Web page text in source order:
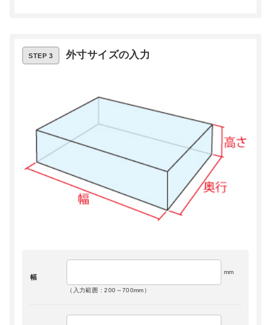
STEP 3 外寸サイズの入力
幅
mm
（入力範囲 : 200～700mm）